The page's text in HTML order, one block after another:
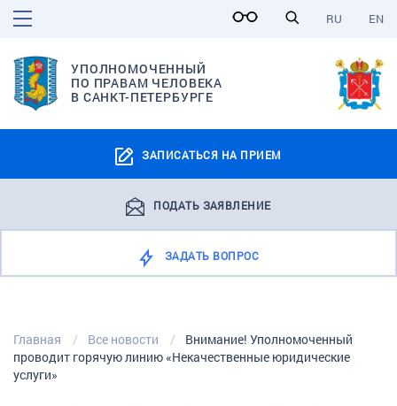
EN
RU
УПОЛНОМОЧЕННЫЙ
ПО ПРАВАМ ЧЕЛОВЕКА
В САНКТ-ПЕТЕРБУРГЕ
ЗАПИСАТЬСЯ НА ПРИЕМ
ПОДАТЬ ЗАЯВЛЕНИЕ
ЗАДАТЬ ВОПРОС
Главная Все новости
Внимание! Уполномоченный
проводит горячую линию «Некачественные юридические
услуги»